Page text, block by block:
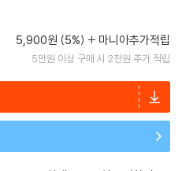
5,900원 (5%) 마니아추가적립
5만원 이상 구매 시 2천원 추가 적립